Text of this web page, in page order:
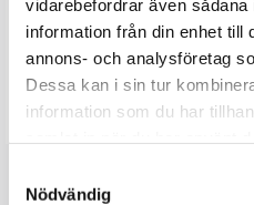
vidarebefordrar även
information från din enhet till
annons- och analysföretag
Dessa kan i sin tur
information som du har
Nödvändig